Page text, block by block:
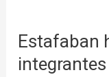
Estafaban
pasar
por